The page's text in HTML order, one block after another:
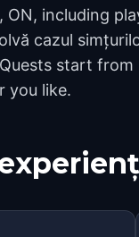
including
cazul
start
you like.